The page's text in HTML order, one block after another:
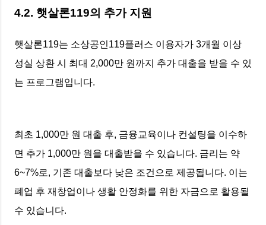
4.2. 햇살론119의 추가 지원
햇살론119는 소상공인119플러스 이용자가 3개월 이상
성실 상환 시 최대 2,000만 원까지 추가 대출을 받을 수 있
는 프로그램입니다.
최초 1,000만 원 대출 후, 금융교육이나 컨설팅을 이수하
면 추가 1,000만 원을 대출받을 수 있습니다. 금리는 약
6~7%로, 기존 대출보다 낮은 조건으로 제공됩니다. 이는
폐업 후 재창업이나 생활 안정화를 위한 자금으로 활용될
수 있습니다.